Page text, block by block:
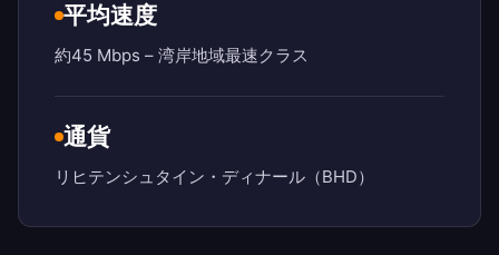
平均速度
約45 Mbps – 湾岸地域最速クラス
通貨
リヒテンシュタイン・ディナール（BHD）